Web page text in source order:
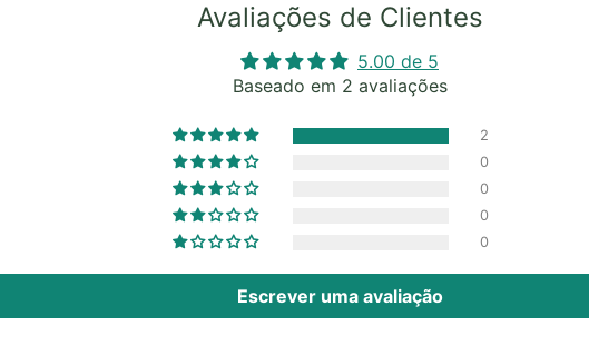
Avaliações de Clientes
5.00 de 5
Baseado em 2 avaliações
2
0
0
0
0
Escrever uma avaliação